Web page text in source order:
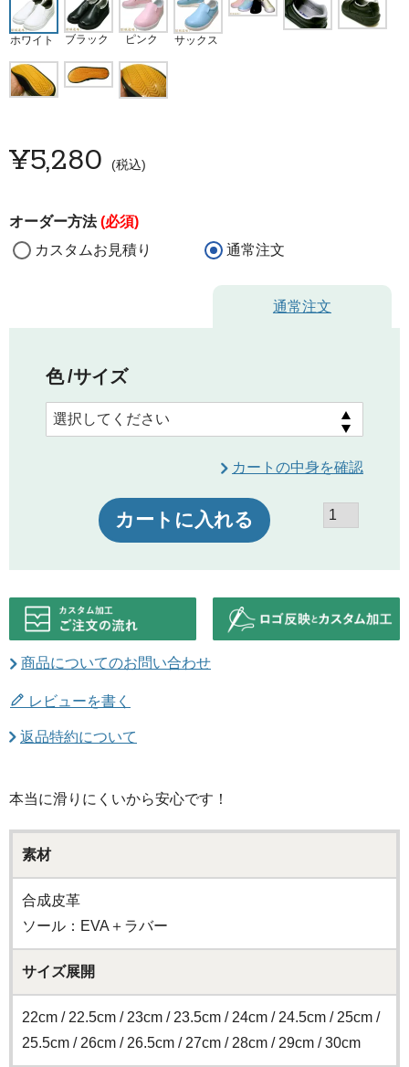
ホワイト ブラック ピンク サックス
¥5,280 税込
オーダー方法(必須)
カスタムお見積り
通常注文
通常注文
色 サイズ
カートの中身を確認
カートに入れる
商品についてのお問い合わせ
レビューを書く
返品特約について
本当に滑りにくいから安心です！
素材
合成皮革
ソール：EVA＋ラバー
サイズ展開
22cm / 22.5cm / 23cm / 23.5cm / 24cm / 24.5cm / 25cm /
25.5cm / 26cm / 26.5cm / 27cm / 28cm / 29cm / 30cm